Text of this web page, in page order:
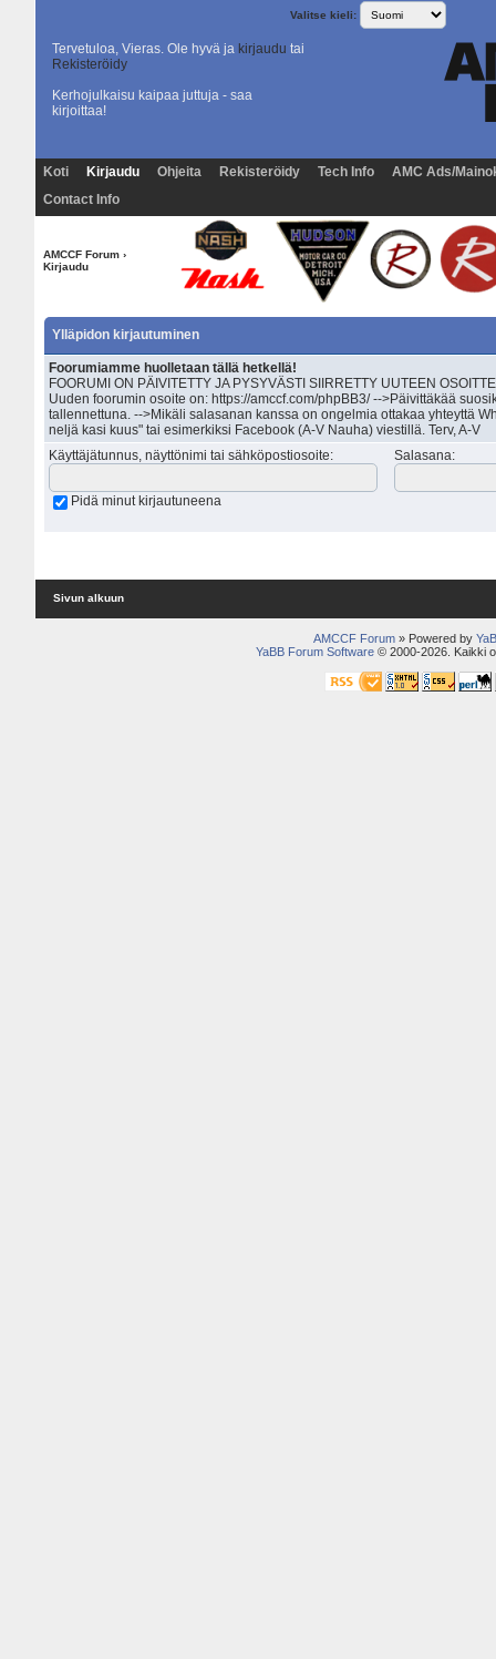
Valitse kieli:
Tervetuloa, Vieras. Ole hyvä ja kirjaudu tai
Rekisteröidy
Kerhojulkaisu kaipaa juttuja - saa
kirjoittaa!
Koti Kirjaudu Ohjeita Rekisteröidy Tech Info
AMC Ads/
Contact Info
AMCCF Forum›
Kirjaudu
Ylläpidon kirjautuminen
Foorumiamme huolletaan tällä hetkellä!
FOORUMI ON PÄIVITETTY JA PYSYVÄSTI SIIRRETTY UUTEEN
Uuden foorumin osoite on: https://amccf.com/phpBB3/ -->Päivittäkää
tallennettuna. -->Mikäli salasanan kanssa on ongelmia ottakaa yhteyttä
neljä kasi kuus" tai esimerkiksi Facebook (A-V Nauha) viestillä. Terv, A-V
Käyttäjätunnus, näyttönimi tai sähköpostiosoite: Salasana:
Pidä minut kirjautuneena
Sivun alkuun
AMCCF Forum » Powered by
YaBB Forum Software© 2000-2026. Kaikki